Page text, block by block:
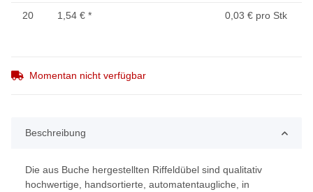
20 1,54 € * 0,03 € pro Stk
Momentan nicht verfügbar
Beschreibung
Die aus Buche hergestellten Riffeldübel sind qualitativ
hochwertige, handsortierte, automatentaugliche, in